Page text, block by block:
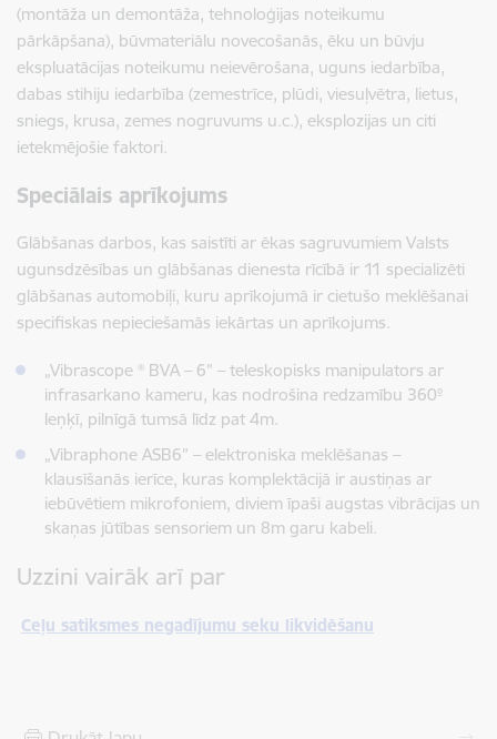
(montāža un demontāža, tehnoloģijas noteikumu
pārkāpšana), būvmateriālu novecošanās, ēku un būvju
ekspluatācijas noteikumu neievērošana, uguns iedarbība,
dabas stihiju iedarbība (zemestrīce, plūdi, viesuļvētra, lietus,
sniegs, krusa, zemes nogruvums u.c.), eksplozijas un citi
ietekmējošie faktori.
Speciālais aprīkojums
Glābšanas darbos, kas saistīti ar ēkas sagruvumiem Valsts
ugunsdzēsības un glābšanas dienesta rīcībā ir 11 specializēti
glābšanas automobiļi, kuru aprīkojumā ir cietušo meklēšanai
specifiskas nepieciešamās iekārtas un aprīkojums.
„Vibrascope ® BVA – 6” – teleskopisks manipulators ar
infrasarkano kameru, kas nodrošina redzamību 360º
leņķī, pilnīgā tumsā līdz pat 4m.
„Vibraphone ASB6” – elektroniska meklēšanas –
klausīšanās ierīce, kuras komplektācijā ir austiņas ar
iebūvētiem mikrofoniem, diviem īpaši augstas vibrācijas un
skaņas jūtības sensoriem un 8m garu kabeli.
Uzzini vairāk arī par
Ceļu satiksmes negadījumu seku likvidēšanu